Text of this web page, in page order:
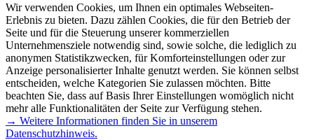
Wir verwenden Cookies, um Ihnen ein optimales Webseiten-
Erlebnis zu bieten. Dazu zählen Cookies, die für den Betrieb der
Seite und für die Steuerung unserer kommerziellen
Unternehmensziele notwendig sind, sowie solche, die lediglich zu
anonymen Statistikzwecken, für Komforteinstellungen oder zur
Anzeige personalisierter Inhalte genutzt werden. Sie können selbst
entscheiden, welche Kategorien Sie zulassen möchten. Bitte
beachten Sie, dass auf Basis Ihrer Einstellungen womöglich nicht
mehr alle Funktionalitäten der Seite zur Verfügung stehen.
→ Weitere Informationen finden Sie in unserem
Datenschutzhinweis.